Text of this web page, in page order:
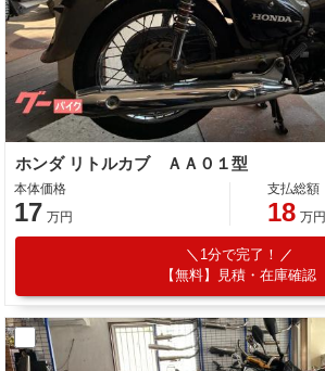
ホンダ リトルカブ ＡＡ０１型
本体価格
17 万円
支払総額
18 万円
1分で完了！
【無料】見積・在庫確認